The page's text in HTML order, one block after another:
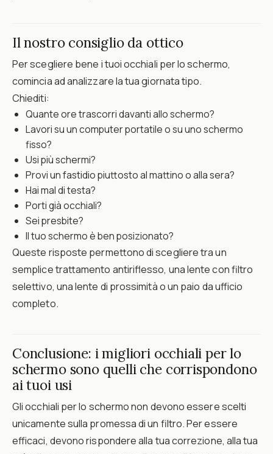
Il nostro consiglio da ottico
Per scegliere bene i tuoi occhiali per lo schermo,
comincia ad analizzare la tua giornata tipo.
Chiediti:
Quante ore trascorri davanti allo schermo?
Lavori su un computer portatile o su uno schermo
fisso?
Usi più schermi?
Provi un fastidio piuttosto al mattino o alla sera?
Hai mal di testa?
Porti già occhiali?
Sei presbite?
Il tuo schermo è ben posizionato?
Queste risposte permettono di scegliere tra un
semplice trattamento antiriflesso, una lente con filtro
selettivo, una lente di prossimità o un paio da ufficio
completo.
Conclusione: i migliori occhiali per lo
schermo sono quelli che corrispondono
ai tuoi usi
Gli occhiali per lo schermo non devono essere scelti
unicamente sulla promessa di un filtro. Per essere
efficaci, devono rispondere alla tua correzione, alla tua